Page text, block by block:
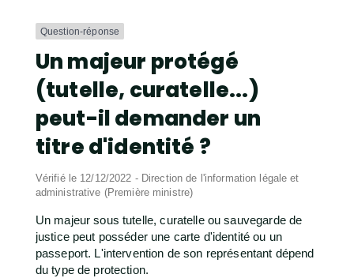
Question-réponse
Un majeur protégé
(tutelle, curatelle...)
peut-il demander un
titre d'identité ?
Vérifié le 12/12/2022 - Direction de l'information légale et
administrative (Première ministre)
Un majeur sous tutelle, curatelle ou sauvegarde de
justice peut posséder une carte d'identité ou un
passeport. L'intervention de son représentant dépend
du type de protection.